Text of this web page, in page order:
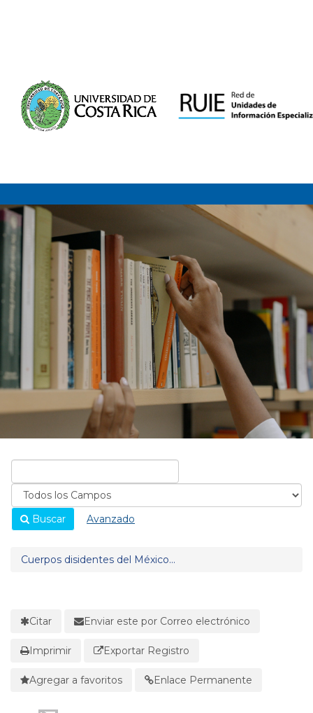
Buscar Avanzado
Cuerpos disidentes del México...
Citar Enviar este por Correo electrónico
Imprimir Exportar Registro
Agregar a favoritos Enlace Permanente